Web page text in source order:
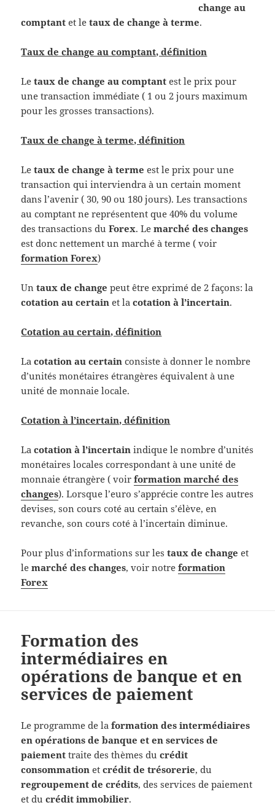
change au
comptant et letaux de change à terme.
Taux de change au comptant, définition
Letaux de change au comptant est le prix pour
une transaction immédiate ( 1 ou 2 jours maximum
pour les grosses transactions).
Taux de change à terme, définition
Letaux de change à terme est le prix pour une
transaction qui interviendra à un certain moment
dans l’avenir ( 30, 90 ou 180 jours). Les transactions
au comptant ne représentent que 40% du volume
des transactions duForex. Lemarché des changes
est donc nettement un marché à terme ( voir
formation Forex)
Untaux de change peut être exprimé de 2 façons: la
cotation au certain et lacotation à l’incertain.
Cotation au certain, définition
Lacotation au certain consiste à donner le nombre
d’unités monétaires étrangères équivalent à une
unité de monnaie locale.
Cotation à l’incertain, définition
Lacotation à l’incertain indique le nombre d’unités
monétaires locales correspondant à une unité de
monnaie étrangère ( voirformation marché des
changes). Lorsque l’euro s’apprécie contre les autres
devises, son cours coté au certain s’élève, en
revanche, son cours coté à l’incertain diminue.
Pour plus d’informations sur lestaux de change et
lemarché des changes, voir notreformation
Forex
Formation des
intermédiaires en
opérations de banque et en
services de paiement
Le programme de la formation des intermédiaires
en opérations de banque et en services de
paiement traite des thèmes ducrédit
consommation etcrédit de trésorerie, du
regroupement de crédits, des services de paiement
et ducrédit immobilier.